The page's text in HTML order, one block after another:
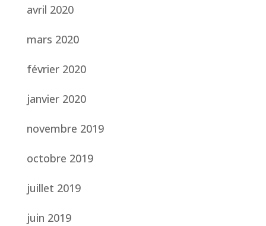
avril 2020
mars 2020
février 2020
janvier 2020
novembre 2019
octobre 2019
juillet 2019
juin 2019